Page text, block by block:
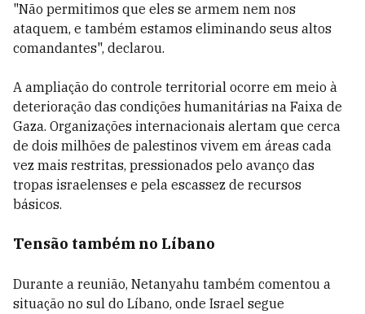
"Não permitimos que eles se armem nem nos
ataquem, e também estamos eliminando seus altos
comandantes", declarou.
A ampliação do controle territorial ocorre em meio à
deterioração das condições humanitárias na Faixa de
Gaza. Organizações internacionais alertam que cerca
de dois milhões de palestinos vivem em áreas cada
vez mais restritas, pressionados pelo avanço das
tropas israelenses e pela escassez de recursos
básicos.
Tensão também no Líbano
Durante a reunião, Netanyahu também comentou a
situação no sul do Líbano, onde Israel segue